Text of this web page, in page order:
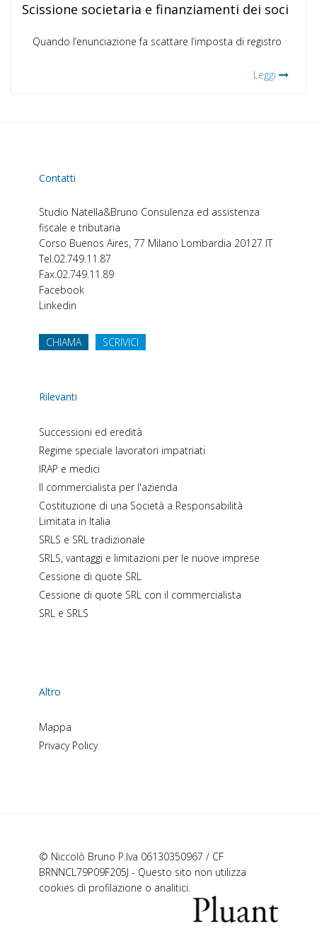
Scissione societaria e finanziamenti dei soci
Quando l’enunciazione fa scattare l’imposta di registro
Leggi
Contatti
Studio Natella&Bruno Consulenza ed assistenza
fiscale e tributaria
Corso Buenos Aires, 77 Milano Lombardia 20127 IT
Tel.02.749.11.87
Fax.02.749.11.89
Facebook
Linkedin
CHIAMA SCRIVICI
Rilevanti
Successioni ed eredità
Regime speciale lavoratori impatriati
IRAP e medici
Il commercialista per l'azienda
Costituzione di una Società a Responsabilità
Limitata in Italia
SRLS e SRL tradizionale
SRLS, vantaggi e limitazioni per le nuove imprese
Cessione di quote SRL
Cessione di quote SRL con il commercialista
SRL e SRLS
Altro
Mappa
Privacy Policy
© Niccolò Bruno P.Iva 06130350967 / CF
BRNNCL79P09F205J - Questo sito non utilizza
cookies di profilazione o analitici.